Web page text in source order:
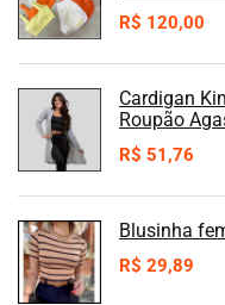
R$ 120,00
Cardigan
Roupão
R$ 51,76
Blusinha
R$ 29,89